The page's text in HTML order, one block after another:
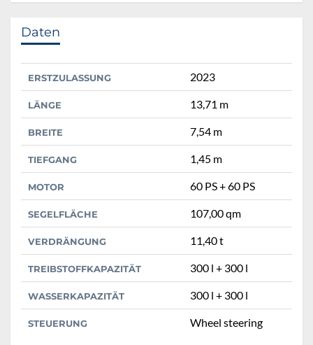
Daten
ERSTZULASSUNG 2023
LÄNGE 13,71 m
BREITE 7,54 m
TIEFGANG 1,45 m
MOTOR 60 PS + 60 PS
SEGELFLÄCHE 107,00 qm
VERDRÄNGUNG 11,40 t
TREIBSTOFFKAPAZITÄT 300 l + 300 l
WASSERKAPAZITÄT 300 l + 300 l
STEUERUNG Wheel steering